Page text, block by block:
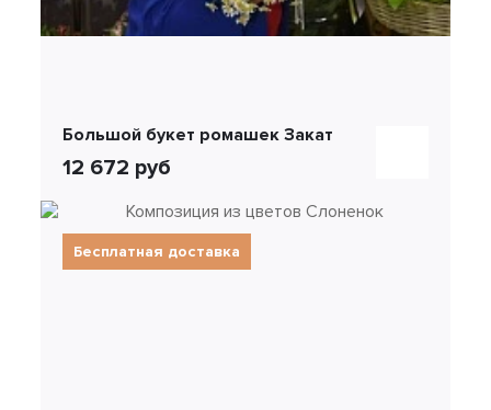
Большой букет ромашек Закат
12 672 руб
Бесплатная доставка